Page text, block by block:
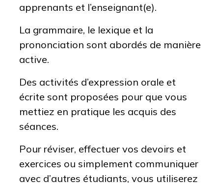
apprenants et l’enseignant(e).
La grammaire, le lexique et la
prononciation sont abordés de manière
active.
Des activités d’expression orale et
écrite sont proposées pour que vous
mettiez en pratique les acquis des
séances.
Pour réviser, effectuer vos devoirs et
exercices ou simplement communiquer
avec d’autres étudiants, vous utiliserez